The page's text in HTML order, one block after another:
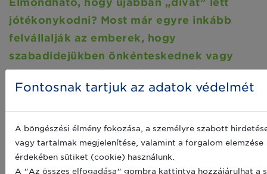
jótékonykodni? Most már egyre inkább
felvállalják az emberek, hogy
szabadidejükben önkénteskednek vagy
ilyen ügyek mellé nyilvánosan beállnak?
változást. Ez nem is feltétlenül csak az adományozói
kultúra változásának köszönhető. Amikor esetleg
csökken a felajánlások száma, akkor sem feltétlenül az
emberekre kell mutogatni, hanem nekünk,
szervezeteknek, akik ezzel foglalkozunk, is van
Fontosnak tartjuk az adatok védelmét
A böngészési élmény fokozása, a személyre szabott
vagy tartalmak megjelenítése, valamint a forgalom elemzése
érdekében sütiket (cookie) használunk.
A "Az összes elfogadása" gombra kattintva hozzájárulhat a